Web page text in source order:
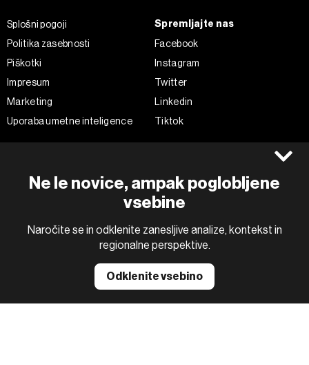
Ne le novice, ampak poglobljene
vsebine
Naročite se in odklenite zanesljive analize, kontekst in
regionalne perspektive.
Odklenite vsebino
Splošni pogoji
Politika zasebnosti
Piškotki
Impresum
Marketing
Uporaba umetne inteligence
Spremljajte nas
Facebook
Instagram
Twitter
Linkedin
Tiktok
the BLOOMBERG logo are registered trademarks and service marks of
Bloomberg Finance L.P. or its subsidiaries, displayed with permission
Bloomberg Adria is a Mtel Swiss SA Property